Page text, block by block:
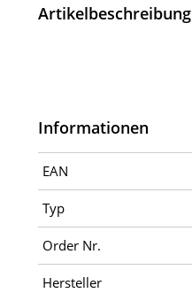
Artikelbeschreibung
Informationen
EAN
Typ
Order Nr.
Hersteller